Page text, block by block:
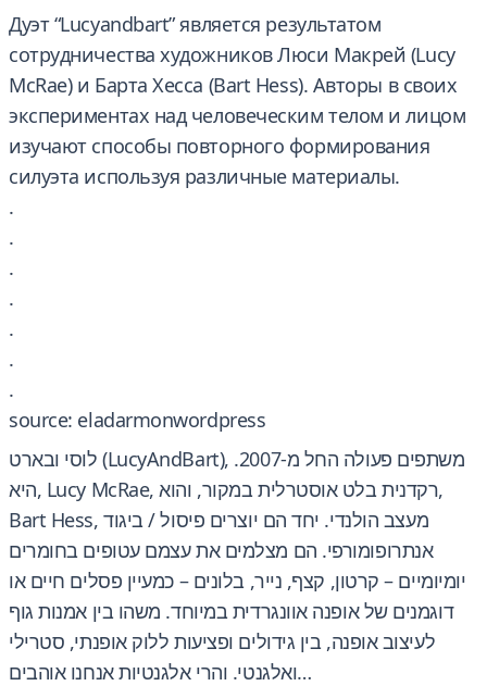
Дуэт “Lucyandbart” является результатом
сотрудничества художников Люси Макрей (Lucy
McRae) и Барта Хесса (Bart Hess). Авторы в своих
экспериментах над человеческим телом и лицом
изучают способы повторного формирования
силуэта используя различные материалы.
.
.
.
.
.
.
.
source: eladarmonwordpress
לוסי ובארט (LucyAndBart), משתפים פעולה החל מ-2007.
היא, Lucy McRae, רקדנית בלט אוסטרלית במקור, והוא,
Bart Hess, מעצב הולנדי. יחד הם יוצרים פיסול / ביגוד
אנתרופומורפי. הם מצלמים את עצמם עטופים בחומרים
יומיומיים – קרטון, קצף, נייר, בלונים – כמעיין פסלים חיים או
דוגמנים של אופנה אוונגרדית במיוחד. משהו בין אמנות גוף
לעיצוב אופנה, בין גידולים ופציעות ללוק אופנתי, סטרילי
ואלגנטי. והרי אלגנטיות אנחנו אוהבים…